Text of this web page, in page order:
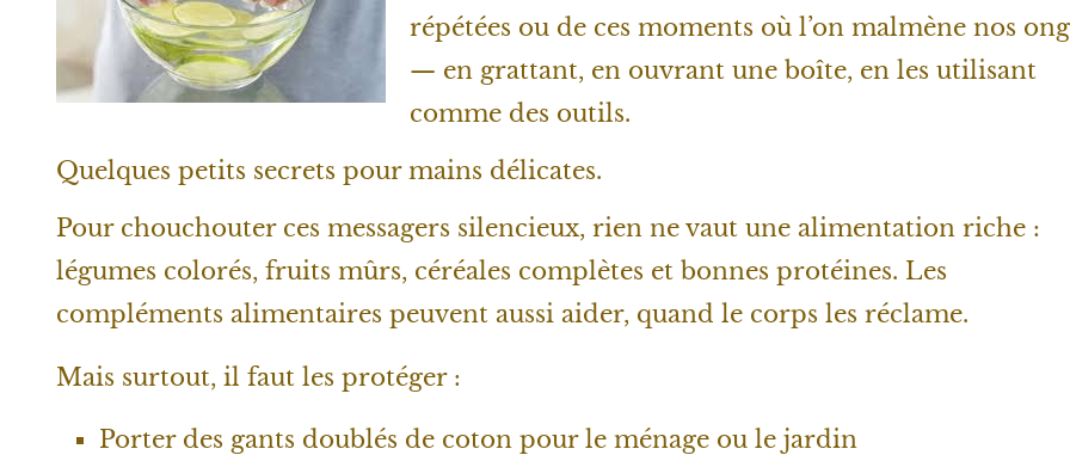
répétées ou de ces moments où l’on malmène nos
— en grattant, en ouvrant une boîte, en les utilisant
comme des outils.
Quelques petits secrets pour mains délicates.
Pour chouchouter ces messagers silencieux, rien ne vaut une alimentation riche :
légumes colorés, fruits mûrs, céréales complètes et bonnes protéines. Les
compléments alimentaires peuvent aussi aider, quand le corps les réclame.
Mais surtout, il faut les protéger :
Porter des gants doublés de coton pour le ménage ou le jardin